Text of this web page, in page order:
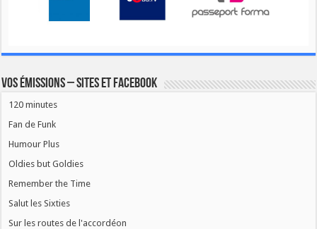
Vos émissions – Sites et Facebook
120 minutes
Fan de Funk
Humour Plus
Oldies but Goldies
Remember the Time
Salut les Sixties
Sur les routes de l'accordéon